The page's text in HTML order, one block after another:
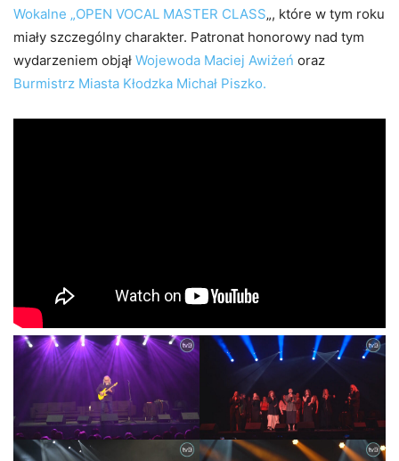
Wokalne „OPEN VOCAL MASTER CLASS„, które w tym roku
miały szczególny charakter. Patronat honorowy nad tym
wydarzeniem objął Wojewoda Maciej Awiżeń oraz
Burmistrz Miasta Kłodzka Michał Piszko.